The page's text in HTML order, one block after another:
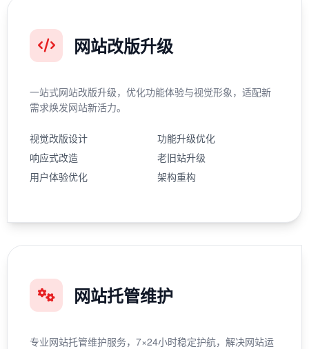
网站改版升级
一站式网站改版升级，优化功能体验与视觉形象，适配新
需求焕发网站新活力。
视觉改版设计
功能升级优化
响应式改造
老旧站升级
用户体验优化
架构重构
网站托管维护
专业网站托管维护服务，7×24小时稳定护航，解决网站运